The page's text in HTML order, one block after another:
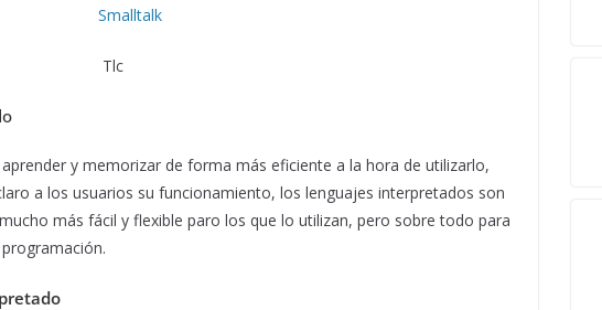
Smalltalk
Tlc
y memorizar de forma más eficiente a la hora de utilizarlo,
a los usuarios su funcionamiento, los lenguajes interpretados son
más fácil y flexible paro los que lo utilizan, pero sobre todo para